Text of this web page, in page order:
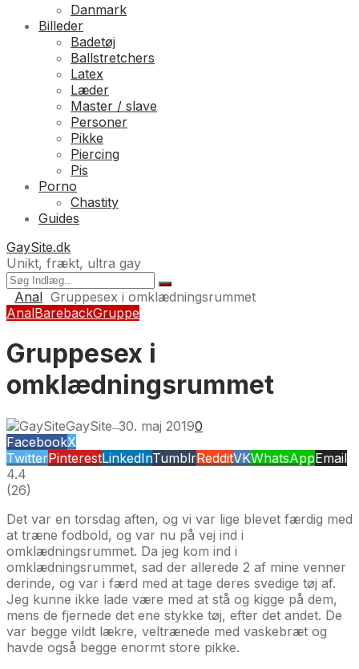
Danmark
Billeder
Badetøj
Ballstretchers
Latex
Læder
Master / slave
Personer
Pikke
Piercing
Pis
Porno
Chastity
Guides
GaySite.dk
Unikt, frækt, ultra gay
Anal Gruppesex i omklædningsrummet
AnalBarebackGruppe
Gruppesex i
omklædningsrummet
GaySite—30. maj 20190
FacebookX
TwitterPinterestLinkedInTumblrRedditVKWhatsAppEmail
4.4
(26)
Det var en torsdag aften, og vi var lige blevet færdig med
at træne fodbold, og var nu på vej ind i
omklædningsrummet. Da jeg kom ind i
omklædningsrummet, sad der allerede 2 af mine venner
derinde, og var i færd med at tage deres svedige tøj af.
Jeg kunne ikke lade være med at stå og kigge på dem,
mens de fjernede det ene stykke tøj, efter det andet. De
var begge vildt lækre, veltrænede med vaskebræt og
havde også begge enormt store pikke.